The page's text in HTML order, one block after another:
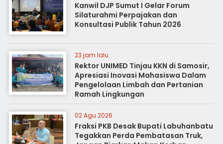
Kanwil DJP Sumut I Gelar Forum
Silaturahmi Perpajakan dan
Konsultasi Publik Tahun 2026
23 jam lalu
Rektor UNIMED Tinjau KKN di Samosir,
Apresiasi Inovasi Mahasiswa Dalam
Pengelolaan Limbah dan Pertanian
Ramah Lingkungan
02 Agu 2026
Fraksi PKB Desak Bupati Labuhanbatu
Tegakkan Perda Pembatasan Truk,